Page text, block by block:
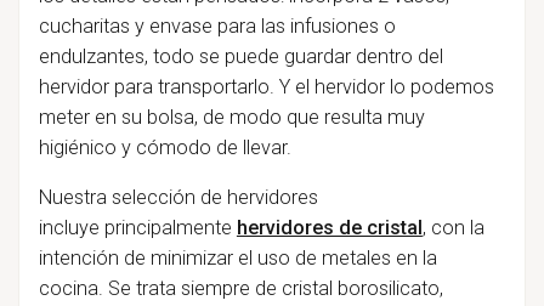
cucharitas y envase para las infusiones o
endulzantes, todo se puede guardar dentro del
hervidor para transportarlo. Y el hervidor lo podemos
meter en su bolsa, de modo que resulta muy
higiénico y cómodo de llevar.
Nuestra selección de hervidores
incluye principalmente hervidores de cristal, con la
intención de minimizar el uso de metales en la
cocina. Se trata siempre de cristal borosilicato,